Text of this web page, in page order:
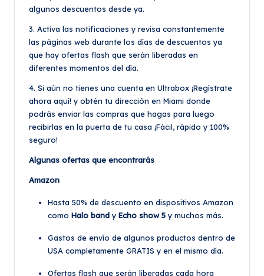
algunos descuentos desde ya.
3. Activa las notificaciones y revisa constantemente
las páginas web durante los días de descuentos ya
que hay ofertas flash que serán liberadas en
diferentes momentos del día.
4. Si aún no tienes una cuenta en Ultrabox ¡Regístrate
ahora aquí! y obtén tu dirección en Miami donde
podrás enviar las compras que hagas para luego
recibirlas en la puerta de tu casa ¡Fácil, rápido y 100%
seguro!
Algunas ofertas que encontrarás
Amazon
Hasta 50% de descuento en dispositivos Amazon
como Halo bandy Echo show 5y muchos más.
Gastos de envío de algunos productos dentro de
USA completamente GRATIS y en el mismo día.
Ofertas flash que serán liberadas cada hora